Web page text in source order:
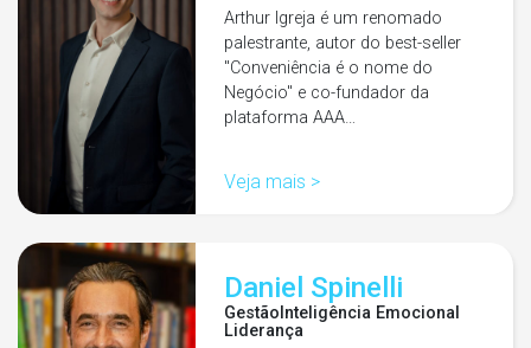
Arthur Igreja é um renomado
palestrante, autor do best-seller
"Conveniência é o nome do
Negócio" e co-fundador da
plataforma AAA…
Veja mais >
Daniel Spinelli
Gestão Inteligência Emocional
Liderança